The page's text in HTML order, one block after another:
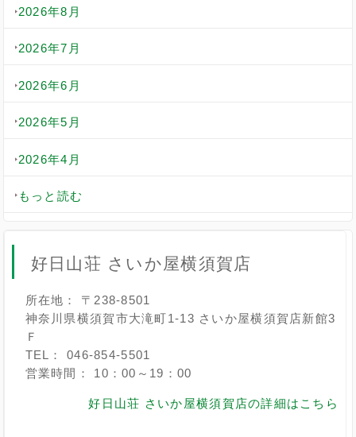
2026年8月
2026年7月
2026年6月
2026年5月
2026年4月
もっと読む
好日山荘 さいか屋横須賀店
所在地： 〒238-8501
神奈川県横須賀市大滝町1-13 さいか屋横須賀店新館3
Ｆ
TEL： 046-854-5501
営業時間： 10：00～19：00
好日山荘 さいか屋横須賀店の詳細はこちら